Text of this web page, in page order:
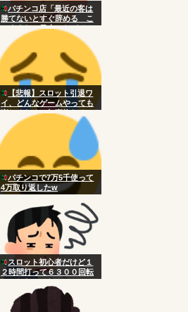
パチンコ店「最近の客は
勝てないとすぐ辞める こ
のままだと日本からパチン
コ文化無くなっちゃう
よ？」 [659060378]
【悲報】スロット引退ワ
イ、どんなゲームやっても
楽しめなくて無事終わる
パチンコで7万5千使って
4万取り返したw
スロット初心者だけど１
２時間打って６３００回転
しかしなかった